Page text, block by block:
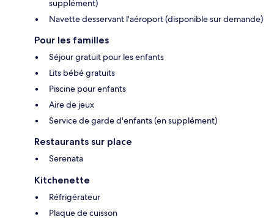
supplément)
Navette desservant l'aéroport (disponible sur demande)
Pour les familles
Séjour gratuit pour les enfants
Lits bébé gratuits
Piscine pour enfants
Aire de jeux
Service de garde d'enfants (en supplément)
Restaurants sur place
Serenata
Kitchenette
Réfrigérateur
Plaque de cuisson